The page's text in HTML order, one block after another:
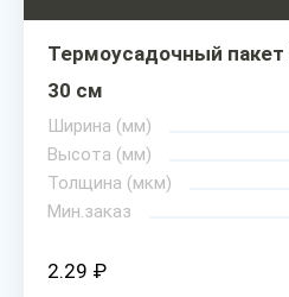
Термоусадочный
30 см
Ширина (мм)
Высота (мм)
Толщина (мкм)
Мин.заказ
2.29 ₽